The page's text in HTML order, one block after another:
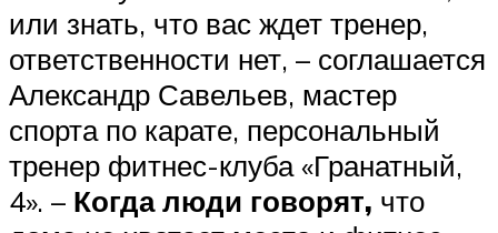
или знать, что вас ждет тренер,
ответственности нет, – соглашается
Александр Савельев, мастер
спорта по карате, персональный
тренер фитнес-клуба «Гранатный,
4». – Когда люди говорят, что